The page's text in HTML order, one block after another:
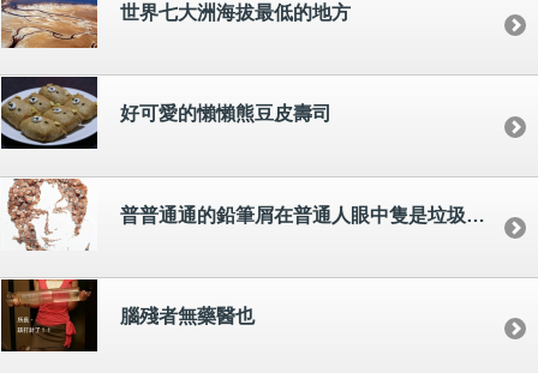
世界七大洲海拔最低的地方
好可愛的懶懶熊豆皮壽司
普普通通的鉛筆屑在普通人眼中隻是垃圾，但在藝術家眼裡就是藝術！
腦殘者無藥醫也